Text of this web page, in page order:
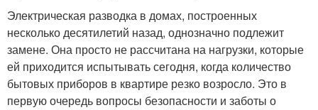
Электрическая разводка в домах, построенных
несколько десятилетий назад, однозначно подлежит
замене. Она просто не рассчитана на нагрузки, которые
ей приходится испытывать сегодня, когда количество
бытовых приборов в квартире резко возросло. Это в
первую очередь вопросы безопасности и заботы о